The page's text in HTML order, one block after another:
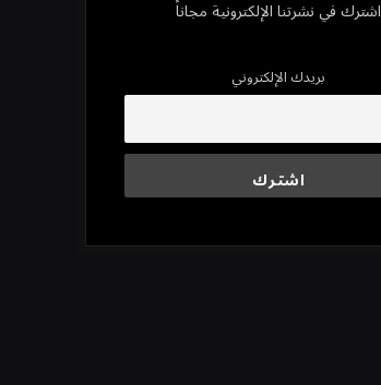
اشترك في نشرتنا الإلكترونية مجاناً
بريدك الإلكتروني